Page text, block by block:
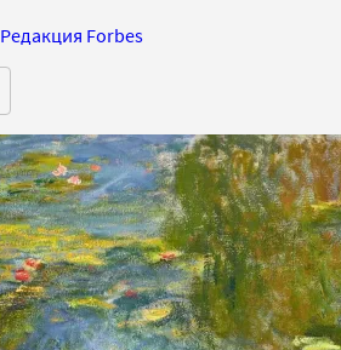
Редакция Forbes